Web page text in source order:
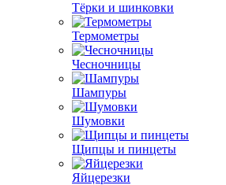
Тёрки и шинковки
Термометры
Чесночницы
Шампуры
Шумовки
Щипцы и пинцеты
Яйцерезки